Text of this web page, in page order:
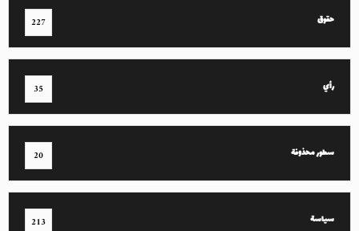
حقوق 227
رأي 35
سطور محذوفة 20
سياسة 213